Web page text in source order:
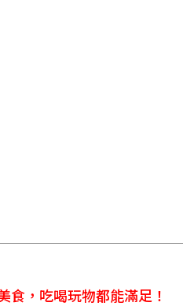
食，吃喝玩物都能滿足！